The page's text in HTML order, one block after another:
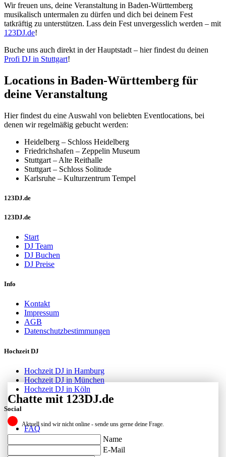
Wir freuen uns, deine Veranstaltung in Baden-Württemberg
musikalisch untermalen zu dürfen und dich bei deinem Fest
tatkräftig zu unterstützen. Lass dein Fest unvergesslich werden – mit
123DJ.de!
Buche uns auch direkt in der Hauptstadt – hier findest du deinen
Profi DJ in Stuttgart!
Locations in Baden-Württemberg für
deine Veranstaltung
Hier findest du eine Auswahl von beliebten Eventlocations, bei
denen wir regelmäßig gebucht werden:
Heidelberg – Schloss Heidelberg
Friedrichshafen – Zeppelin Museum
Stuttgart – Alte Reithalle
Stuttgart – Schloss Solitude
Karlsruhe – Kulturzentrum Tempel
123DJ.de
123DJ.de
Start
DJ Team
DJ Buchen
DJ Preise
Info
Kontakt
Impressum
AGB
Datenschutzbestimmungen
Hochzeit DJ
Hochzeit DJ in Hamburg
Hochzeit DJ in München
Hochzeit DJ in Köln
Social
FAQ
Facebook
Instagram
Chatte mit 123DJ.de
Aktuell sind wir nicht online - sende uns gerne deine Frage.
Name
E-Mail